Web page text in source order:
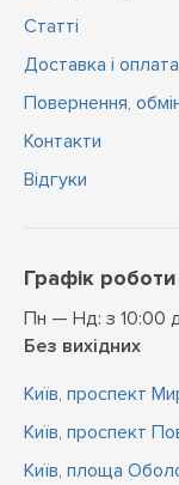
Статті
Доставка і оплата
Повернення,
Контакти
Відгуки
Графік роботи
Пн — Нд: з 10:00
Без вихідних
Київ, проспект
Київ, проспект
Київ, площа